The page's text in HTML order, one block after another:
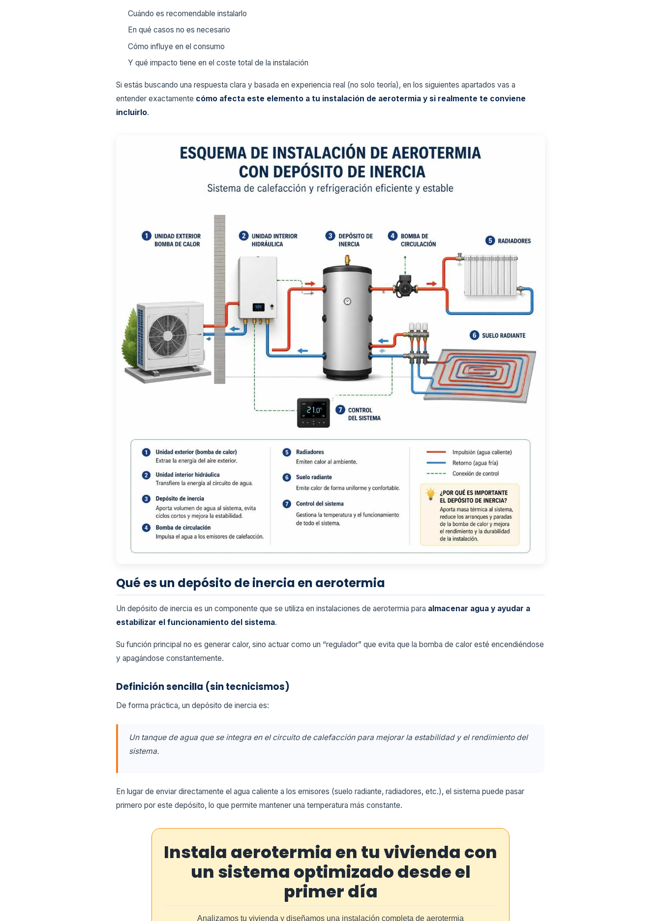
Cuándo es recomendable instalarlo
En qué casos no es necesario
Cómo influye en el consumo
Y qué impacto tiene en el coste total de la instalación
Si estás buscando una respuesta clara y basada en experiencia real (no solo teoría), en los siguientes apartados vas a
entender exactamente cómo afecta este elemento a tu instalación de aerotermia y si realmente te conviene
incluirlo.
Qué es un depósito de inercia en aerotermia
Un depósito de inercia es un componente que se utiliza en instalaciones de aerotermia para almacenar agua y ayudar a
estabilizar el funcionamiento del sistema.
Su función principal no es generar calor, sino actuar como un “regulador” que evita que la bomba de calor esté encendiéndose
y apagándose constantemente.
Definición sencilla (sin tecnicismos)
De forma práctica, un depósito de inercia es:
Un tanque de agua que se integra en el circuito de calefacción para mejorar la estabilidad y el rendimiento del
sistema.
En lugar de enviar directamente el agua caliente a los emisores (suelo radiante, radiadores, etc.), el sistema puede pasar
primero por este depósito, lo que permite mantener una temperatura más constante.
Instala aerotermia en tu vivienda con
un sistema optimizado desde el
primer día
Analizamos tu vivienda y diseñamos una instalación completa de aerotermia